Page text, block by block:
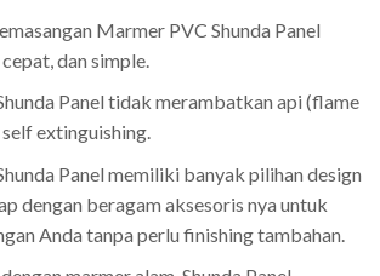
Marmer PVC Shunda Panel
dan simple.
Panel tidak merambatkan api (flame
extinguishing.
Panel memiliki banyak pilihan design
dengan beragam aksesoris nya untuk
Anda tanpa perlu finishing tambahan.